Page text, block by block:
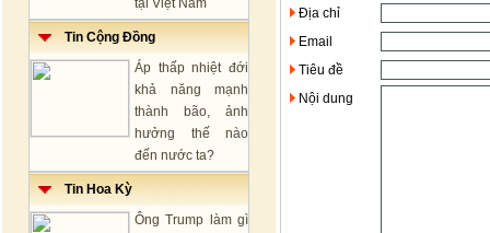
tại Việt Nam
Tin Cộng Đồng
Áp thấp nhiệt đới
khả năng mạnh
thành bão, ảnh
hưởng thế nào
đến nước ta?
Tin Hoa Kỳ
Ông Trump làm gì
Địa chỉ
Email
Tiêu đề
Nội dung